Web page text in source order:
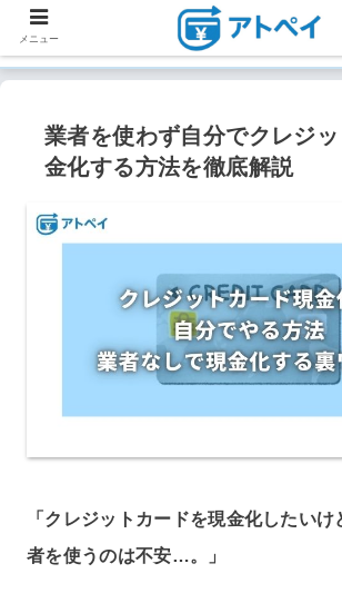
業者を使わず自分でクレジ
金化する方法を徹底解説
「クレジットカードを現金化したい
者を使うのは不安…。」
メニュー